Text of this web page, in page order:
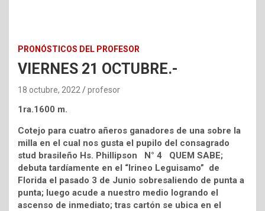
PRONÓSTICOS DEL PROFESOR
VIERNES 21 OCTUBRE.-
18 octubre, 2022 profesor
1ra.1600 m.
Cotejo para cuatro añeros ganadores de una sobre la
milla en el cual nos gusta el pupilo del consagrado
stud brasileño Hs. Phillipson N° 4 QUEM SABE;
debuta tardíamente en el “Irineo Leguisamo” de
Florida el pasado 3 de Junio sobresaliendo de punta a
punta; luego acude a nuestro medio logrando el
ascenso de inmediato; tras cartón se ubica en el